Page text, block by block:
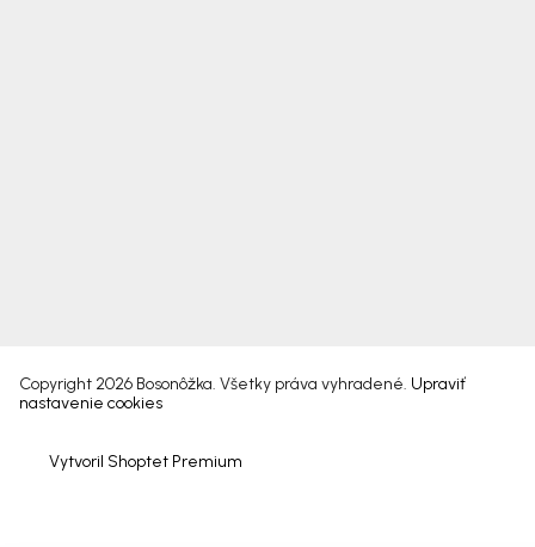
Vytvoril Shoptet Premium
Copyright 2026 Bosonôžka. Všetky práva vyhradené. Upraviť
nastavenie cookies